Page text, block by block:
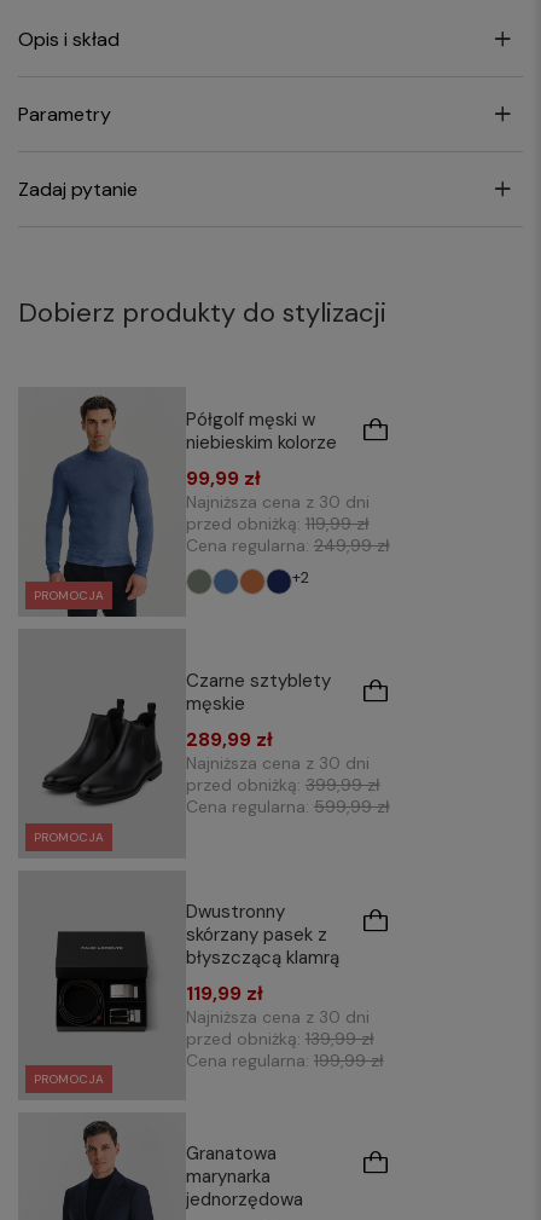
Opis i skład
Parametry
Zadaj pytanie
Dobierz produkty do stylizacji
PROMOCJA
Półgolf męski w
niebieskim kolorze
99,99 zł
Najniższa cena z 30 dni
przed obniżką: 119,99 zł
Cena regularna: 249,99 zł
+2
PROMOCJA
Czarne sztyblety
męskie
289,99 zł
Najniższa cena z 30 dni
przed obniżką: 399,99 zł
Cena regularna: 599,99 zł
PROMOCJA
Dwustronny
skórzany pasek z
błyszczącą klamrą
119,99 zł
Najniższa cena z 30 dni
przed obniżką: 139,99 zł
Cena regularna: 199,99 zł
Granatowa
marynarka
jednorzędowa